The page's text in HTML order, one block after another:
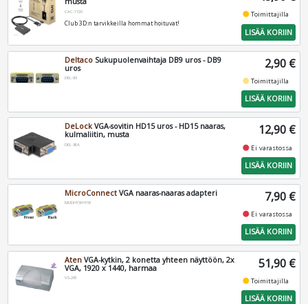
CAC-1720
Club 3D:n tarvikkeilla hommat hoituvat!
fiber_manual_recordToimittajilla
LISÄÄ KORIIN
Deltaco Sukupuolenvaihtaja DB9 uros - DB9
uros
DEL-93
2,90 €
fiber_manual_recordToimittajilla
LISÄÄ KORIIN
DeLockVGA-sovitin HD15 uros - HD15 naaras,
kulmaliitin, musta
DEL-81A
12,90 €
fiber_manual_record Ei varastossa
LISÄÄ KORIIN
MicroConnect VGA naaras-naaras adapteri
MODH15FH15F 7,90 €
fiber_manual_record Ei varastossa
LISÄÄ KORIIN
Aten VGA-kytkin, 2 konetta yhteen näyttöön, 2x
VGA, 1920 x 1440, harmaa
VS-291
51,90 €
fiber_manual_recordToimittajilla
LISÄÄ KORIIN